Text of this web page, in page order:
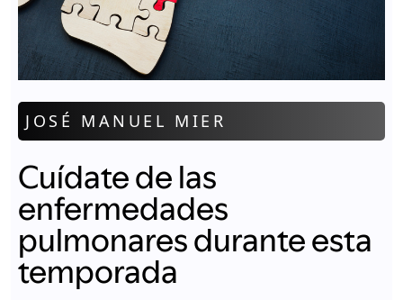
JOSÉ MANUEL MIER
Cuídate de las
enfermedades
pulmonares durante esta
temporada